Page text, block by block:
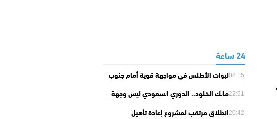
24 ساعة
08:15لبؤات الأطلس في مواجهة قوية أمام جنوب
إفريقيا بربع نهائي “كان السيدات”
22:51مالك الخلود.. الدوري السعودي ليس وجهة
20:42انطلاق مرتقب لمشروع إعادة تأهيل